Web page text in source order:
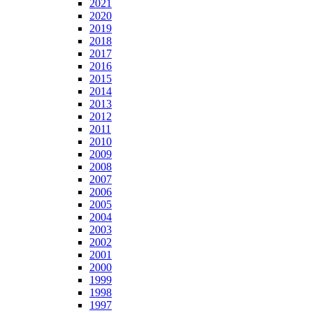
2021
2020
2019
2018
2017
2016
2015
2014
2013
2012
2011
2010
2009
2008
2007
2006
2005
2004
2003
2002
2001
2000
1999
1998
1997